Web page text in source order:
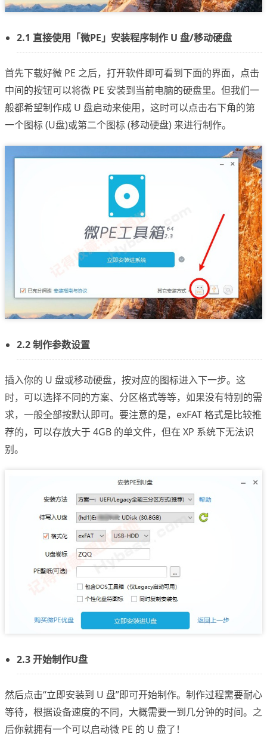
2.1 直接使用「微PE」安装程序制作 U 盘/移动硬盘
首先下载好微 PE 之后，打开软件即可看到下面的界面，点击
中间的按钮可以将微 PE 安装到当前电脑的硬盘里。但我们一
般都希望制作成 U 盘启动来使用，这时可以点击右下角的第
一个图标 (U盘)或第二个图标 (移动硬盘) 来进行制作。
2.2 制作参数设置
插入你的 U 盘或移动硬盘，按对应的图标进入下一步。这
时，可以选择不同的方案、分区格式等等，如果没有特别的需
求，一般全部按默认即可。要注意的是，exFAT 格式是比较推
荐的，可以存放大于 4GB 的单文件，但在 XP 系统下无法识
别。
2.3 开始制作U盘
然后点击“立即安装到 U 盘”即可开始制作。制作过程需要耐心
等待，根据设备速度的不同，大概需要一到几分钟的时间。之
后你就拥有一个可以启动微 PE 的 U 盘了！